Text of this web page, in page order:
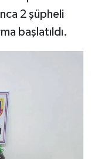
2 şüpheli
başlatıldı.